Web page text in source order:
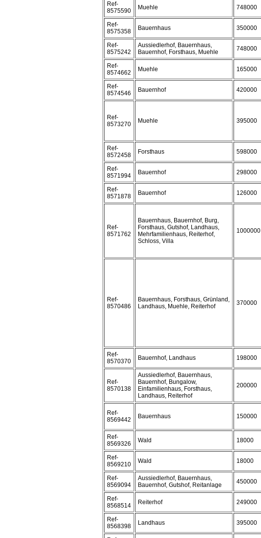
Ref-
8575590
Muehle 748000
Ref-
8575358
Bauernhaus 350000
Ref-
8575242
Aussiedlerhof, Bauernhaus,
Bauernhof, Forsthaus, Muehle
748000
Ref-
8574662
Muehle 165000
Ref-
8574546
Bauernhof 420000
Ref-
8573270
Muehle 395000
Ref-
8572458
Forsthaus 598000
Ref-
8571994
Bauernhof 298000
Ref-
8571878
Bauernhof 126000
Ref-
8571762
Bauernhaus, Bauernhof, Burg,
Forsthaus, Gutshof, Landhaus,
Mehrfamilienhaus, Reiterhof,
Schloss, Villa
1000000
Ref-
8570486
Bauernhaus, Forsthaus, Grünland,
Landhaus, Muehle, Reiterhof
370000
Ref-
8570370
Bauernhof, Landhaus 198000
Ref-
8570138
Aussiedlerhof, Bauernhaus,
Bauernhof, Bungalow,
Einfamilienhaus, Forsthaus,
Landhaus, Reiterhof
200000
Ref-
8569442
Bauernhaus 150000
Ref-
8569326
Wald 18000
Ref-
8569210
Wald 18000
Ref-
8569094
Aussiedlerhof, Bauernhaus,
Bauernhof, Gutshof, Reitanlage
450000
Ref-
8568514
Reiterhof 249000
Ref-
8568398
Landhaus 395000